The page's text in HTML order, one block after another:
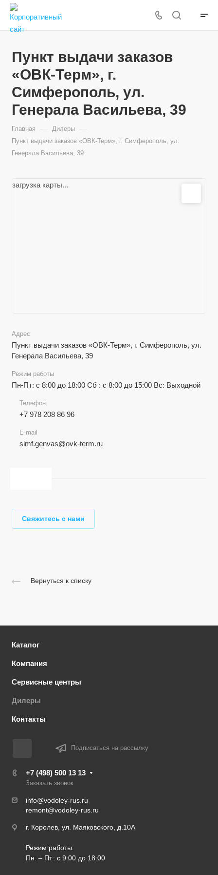
Пункт выдачи заказов
«ОВК-Терм», г.
Симферополь, ул.
Генерала Васильева, 39
Главная — Дилеры —
Пункт выдачи заказов «ОВК-Терм», г. Симферополь, ул.
Генерала Васильева, 39
Адрес
Пункт выдачи заказов «ОВК-Терм», г. Симферополь, ул.
Генерала Васильева, 39
Режим работы
Пн-Пт: с 8:00 до 18:00 Сб : с 8:00 до 15:00 Вс: Выходной
Телефон
+7 978 208 86 96
E-mail
simf.genvas@ovk-term.ru
Свяжитесь с нами
загрузка карты...
Вернуться к списку
Каталог
Компания
Сервисные центры
Дилеры
Контакты
Подписаться на рассылку
+7 (498) 500 13 13
Заказать звонок
info@vodoley-rus.ru
remont@vodoley-rus.ru
г. Королев, ул. Маяковского, д.10А
Режим работы:
Пн. – Пт.: с 9:00 до 18:00